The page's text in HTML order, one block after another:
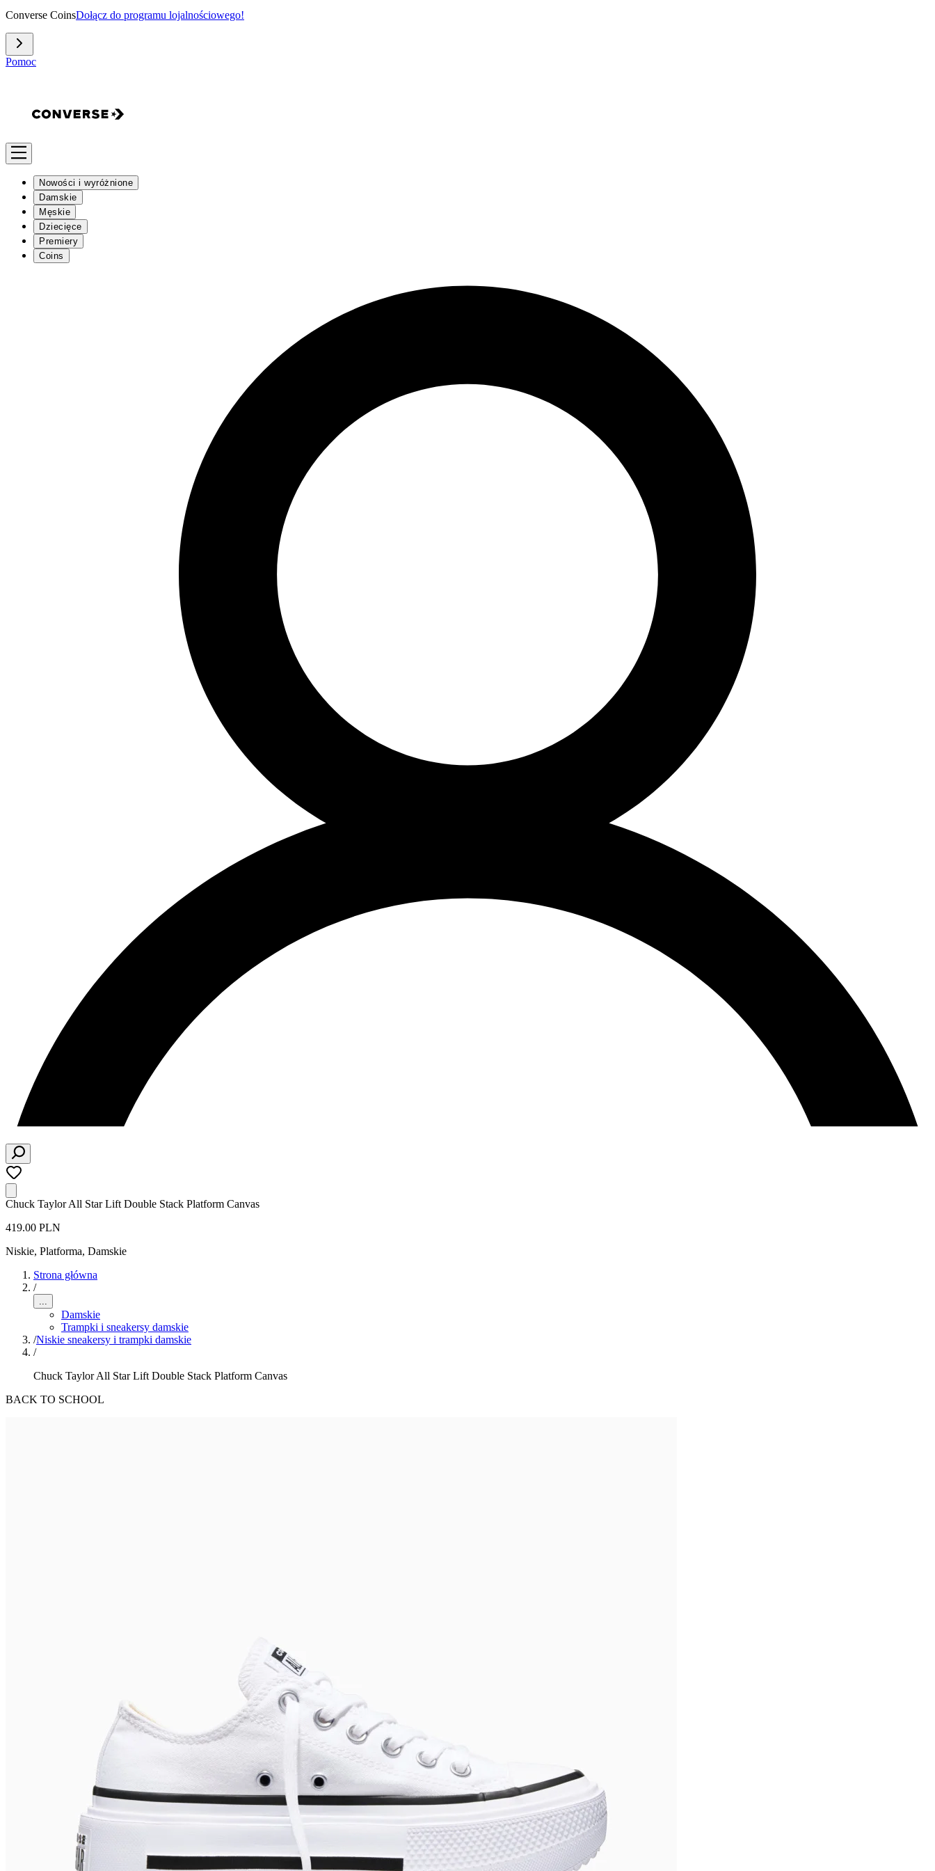
Converse CoinsDołącz do programu lojalnościowego!
Pomoc
Nowości i wyróżnione
Damskie
Męskie
Dziecięce
Premiery
Coins
Chuck Taylor All Star Lift Double Stack Platform Canvas
419.00 PLN
Niskie, Platforma, Damskie
Strona główna
/
...
Damskie
Trampki i sneakersy damskie
/Niskie sneakersy i trampki damskie
/
Chuck Taylor All Star Lift Double Stack Platform Canvas
BACK TO SCHOOL